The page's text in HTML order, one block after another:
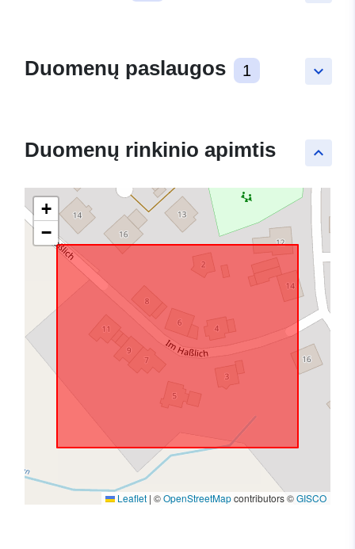
keyboard_arrow_down
Duomenų paslaugos 1
keyboard_arrow_up
Duomenų rinkinio apimtis
+
−
Leaflet | ©OpenStreetMapcontributors ©GISCO